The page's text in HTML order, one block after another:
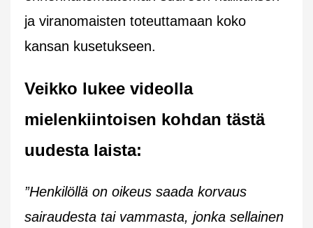
ja viranomaisten toteuttamaan koko
kansan kusetukseen.
Veikko lukee videolla
mielenkiintoisen kohdan tästä
uudesta laista:
”Henkilöllä on oikeus saada korvaus
sairaudesta tai vammasta, jonka sellainen